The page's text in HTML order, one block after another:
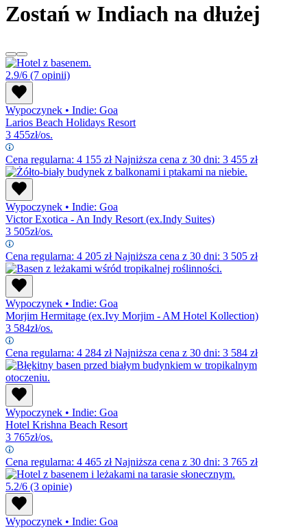
Zostań w Indiach na dłużej
2.9/6 (7 opinii)
Wypoczynek • Indie: Goa
Larios Beach Holidays Resort
3 455zł/os.
Cena regularna: 4 155 złNajniższa cena z 30 dni: 3 455 zł
Wypoczynek • Indie: Goa
Victor Exotica - An Indy Resort (ex.Indy Suites)
3 505zł/os.
Cena regularna: 4 205 złNajniższa cena z 30 dni: 3 505 zł
Wypoczynek • Indie: Goa
Morjim Hermitage (ex.Ivy Morjim - AM Hotel Kollection)
3 584zł/os.
Cena regularna: 4 284 złNajniższa cena z 30 dni: 3 584 zł
Wypoczynek • Indie: Goa
Hotel Krishna Beach Resort
3 765zł/os.
Cena regularna: 4 465 złNajniższa cena z 30 dni: 3 765 zł
5.2/6 (3 opinie)
Wypoczynek • Indie: Goa